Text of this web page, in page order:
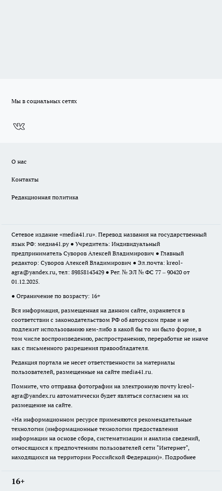
Мы в социальных сетях
О нас
Контакты
Редакционная политика
Сетевое издание «media41.ru». Перевод названия на государственный
язык РФ: медиа41.ру ● Учредитель: Индивидуальный
предприниматель Суворов Алексей Владимирович ● Главный
редактор: Суворов Алексей Владимирович ● Эл.почта: kreol-
agra@yandex.ru, тел: 89858143429 ● Рег. № ЭЛ № ФС 77 – 90420 от
01.12.2025.
● Ограничение по возрасту: 16+
Вся информация, размещенная на данном сайте, охраняется в
соответствии с законодательством РФ об авторском праве и не
подлежит использованию кем-либо в какой бы то ни было форме, в
том числе воспроизведению, распространению, переработке не иначе
как с письменного разрешения правообладателя.
Редакция портала не несет ответственности за материалы
пользователей, размещенные на сайте media41.ru.
Помните, что отправка фотографии на электронную почту kreol-
agra@yandex.ru автоматически будет являться согласием на их
размещение на сайте.
«На информационном ресурсе применяются рекомендательные
технологии (информационные технологии предоставления
информации на основе сбора, систематизации и анализа сведений,
относящихся к предпочтениям пользователей сети "Интернет",
находящихся на территории Российской Федерации)». Подробнее
16+